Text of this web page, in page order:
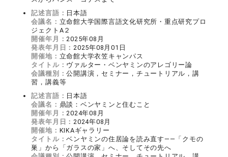
記述言語： 日本語
会議名： 立命館大学国際言語文化研究所・重点研究プロ
ジェクトA２
開催年月：2025年08月
発表年月日：2025年08月01日
開催地： 立命館大学衣笠キャンパス
タイトル： ヴァルター・ベンヤミンのアレゴリー論
会議種別：公開講演，セミナー，チュートリアル，講
習，講義等
記述言語： 日本語
会議名： 鼎談：ベンヤミンと住むこと
開催年月：2024年08月
発表年月日：2024年08月
開催地： KIKAギャラリー
タイトル：ベンヤミンの住居論を読み直す――「クモの
巣」から「ガラスの家」へ、そしてその先へ